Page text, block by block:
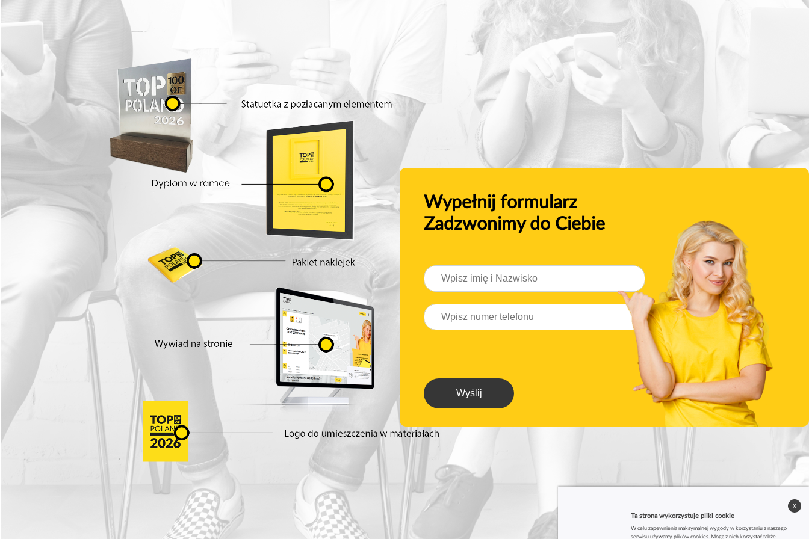
Wypełnij formularz
Zadzwonimy do Ciebie
Wyślij
Ta strona wykorzystuje pliki cookie
W celu zapewnienia maksymalnej wygody w korzystaniu z naszego
serwisu używamy plików cookies. Mogą z nich korzystać także
x